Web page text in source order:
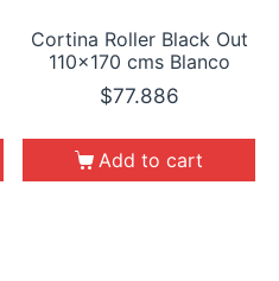
Cortina Roller Black Out
110×170 cms Blanco
$77.886
Add to cart